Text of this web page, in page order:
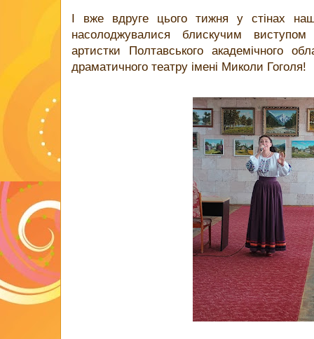
І вже вдруге цього тижня у стінах
насолоджувалися блискучим виступом
артистки Полтавського академічного
драматичного театру імені Миколи Гоголя!